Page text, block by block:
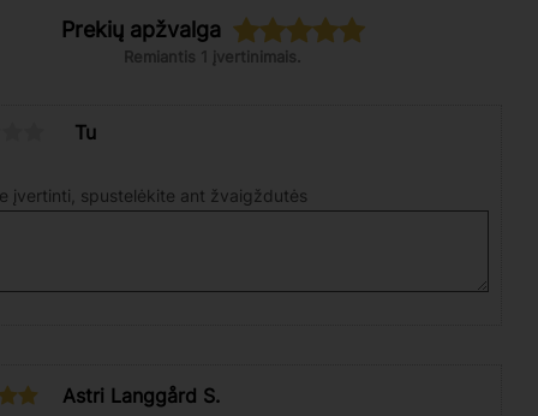
Prekių apžvalga
Remiantis 1 įvertinimais.
Tu
įvertinti, spustelėkite ant žvaigždutės
Astri Langgård S.